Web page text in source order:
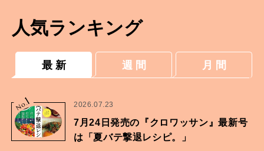
人気ランキング
最 新 週 間 月 間
No.
1 2026.07.23
7月24日発売の『クロワッサン』最新号
は「夏バテ撃退レシピ。」